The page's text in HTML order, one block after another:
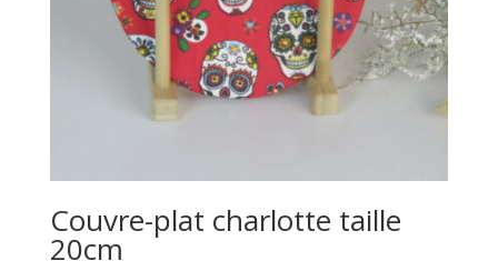
Couvre-plat charlotte taille
20cm